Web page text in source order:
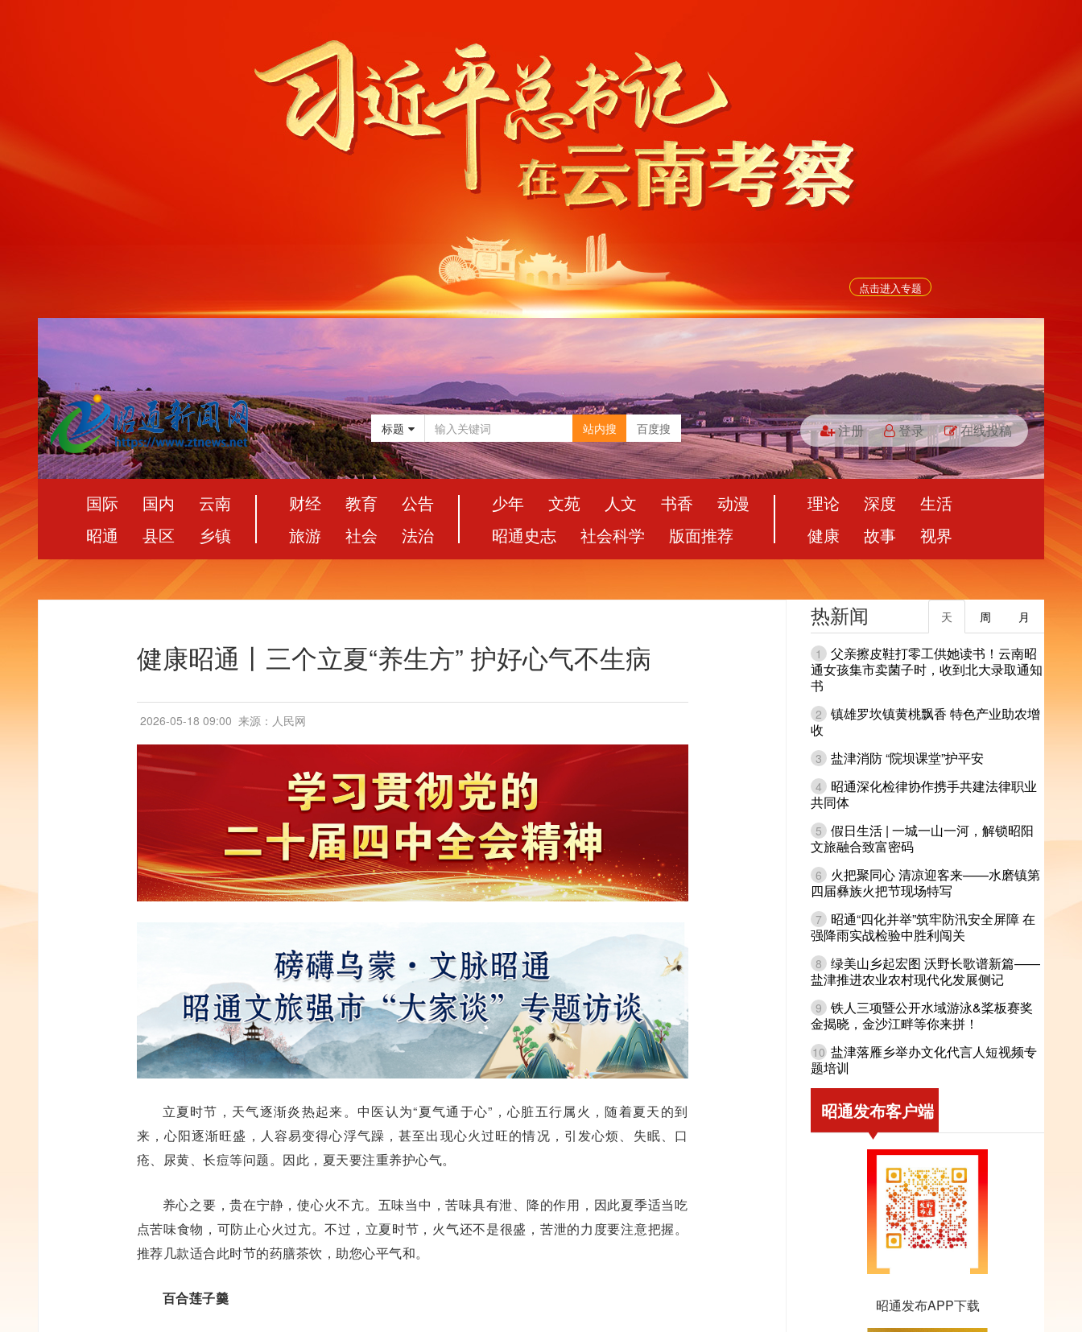
点击进入专题
标题 站内搜 百度搜 注册 登录 在线投稿
国际 国内
云南
昭通
县区 乡镇
财经 教育
公告
旅游
社会 法治
少年 文苑 人文 书香
动漫
昭通史志
社会科学 版面推荐
理论 深度
生活
健康
故事 视界
健康昭通丨三个立夏“养生方” 护好心气不生病
2026-05-18 09:00 来源：人民网
立夏时节，天气逐渐炎热起来。中医认为“夏气通于心”，心脏五行属火，随着夏天的到
来，心阳逐渐旺盛，人容易变得心浮气躁，甚至出现心火过旺的情况，引发心烦、失眠、口
疮、尿黄、长痘等问题。因此，夏天要注重养护心气。
养心之要，贵在宁静，使心火不亢。五味当中，苦味具有泄、降的作用，因此夏季适当吃
点苦味食物，可防止心火过亢。不过，立夏时节，火气还不是很盛，苦泄的力度要注意把握。
推荐几款适合此时节的药膳茶饮，助您心平气和。
百合莲子羹
热新闻 月
周
天
1
父亲擦皮鞋打零工供她读书！云南昭
通女孩集市卖菌子时，收到北大录取通知
书
2 镇雄罗坎镇黄桃飘香 特色产业助农增
收
3 盐津消防 “院坝课堂”护平安
4
昭通深化检律协作携手共建法律职业
共同体
5 假日生活 | 一城一山一河，解锁昭阳
文旅融合致富密码
6
火把聚同心 清凉迎客来——水磨镇第
四届彝族火把节现场特写
7
昭通“四化并举”筑牢防汛安全屏障 在
强降雨实战检验中胜利闯关
8 绿美山乡起宏图 沃野长歌谱新篇——
盐津推进农业农村现代化发展侧记
9 铁人三项暨公开水域游泳&桨板赛奖
金揭晓，金沙江畔等你来拼！
10 盐津落雁乡举办文化代言人短视频专
题培训
昭通发布客户端
昭通发布APP下载